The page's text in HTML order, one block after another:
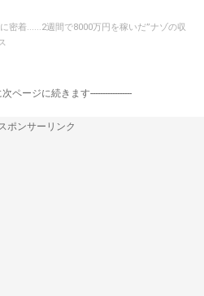
密着......2週間で8000万円を稼いだ”ナゾの収
次ページに続きます-----------------
ポンサーリンク